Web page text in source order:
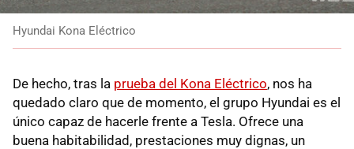
Hyundai Kona Eléctrico
De hecho, tras la prueba del Kona Eléctrico, nos ha
quedado claro que de momento, el grupo Hyundai es el
único capaz de hacerle frente a Tesla. Ofrece una
buena habitabilidad, prestaciones muy dignas, un